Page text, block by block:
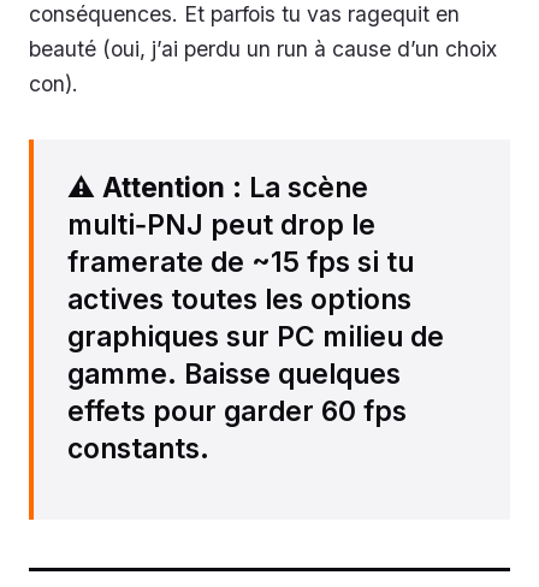
conséquences. Et parfois tu vas ragequit en
beauté (oui, j’ai perdu un run à cause d’un choix
con).
⚠️ Attention : La scène
multi‑PNJ peut drop le
framerate de ~15 fps si tu
actives toutes les options
graphiques sur PC milieu de
gamme. Baisse quelques
effets pour garder 60 fps
constants.